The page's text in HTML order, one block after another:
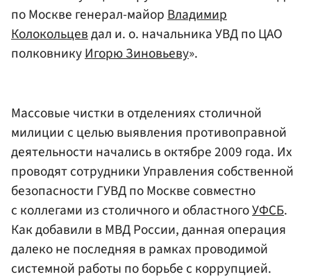
по Москве генерал-майорВладимир
Колокольцевдал и. о. начальника УВД по ЦАО
полковникуИгорю Зиновьеву».
Массовые чистки в отделениях столичной
милиции с целью выявления противоправной
деятельности начались в октябре 2009 года. Их
проводят сотрудники Управления собственной
безопасности ГУВД по Москве совместно
с коллегами из столичного и областногоУФСБ.
Как добавили в МВД России, данная операция
далеко не последняя в рамках проводимой
системной работы по борьбе с коррупцией.